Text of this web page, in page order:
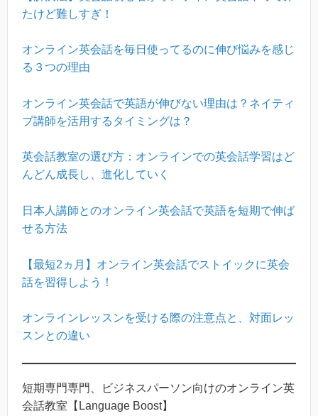
たけど難しすぎ！
オンライン英会話を毎日使ってるのに伸び悩みを感じ
る３つの理由
オンライン英会話で英語が伸びない理由は？ネイティ
ブ講師を活用するタイミングは？
英会話教室の選び方：オンラインでの英会話学習はど
んどん成長し、進化していく
日本人講師とのオンライン英会話で英語を短期で伸ば
せる方法
【最短2ヵ月】オンライン英会話でストイックに英会
話を習得しよう！
オンラインレッスンを受ける際の注意点と、対面レッ
スンとの違い
短期専門専門、ビジネスパーソン向けのオンライン英
会話教室【Language Boost】